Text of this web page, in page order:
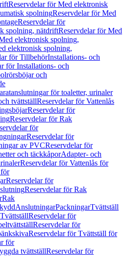
Reservdelar för Med elektronisk
spolningReservdelar för Med
Reservdelar för
spolning, nätdriftReservdelar för Med
elektronisk spolning,
elektronisk spolning,
för TillbehörInstallations- och
för Installations- och
och
för toaletter, urinaler
tvättställReservdelar för Vattenlås
Reservdelar för
Reservdelar för Rak
för
Reservdelar för
av PVCReservdelar för
och täckkåporAdapter- och
Reservdelar för Vattenlås för
Reservdelar för
Reservdelar för Rak
Rak
AnslutningarPackningarTvättställ
TvättställReservdelar för
Reservdelar för
Reservdelar för Tvättställ för
för
tvättställReservdelar för